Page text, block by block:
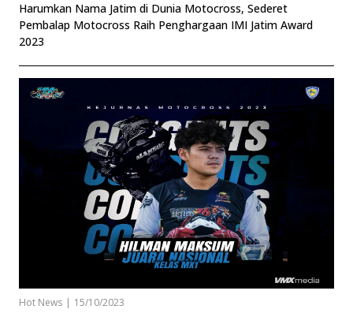
Harumkan Nama Jatim di Dunia Motocross, Sederet
Pembalap Motocross Raih Penghargaan IMI Jatim Award
2023
Hot News | 15/10/2023